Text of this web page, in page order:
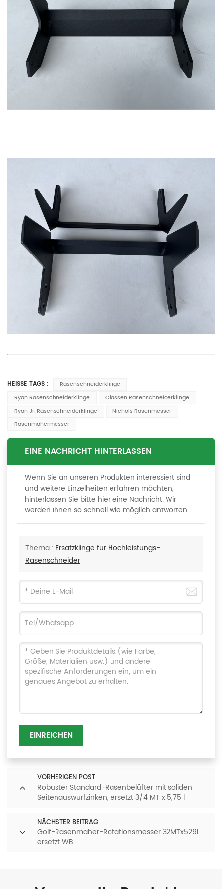
HEISSE TAGS :
Rasenschneiderklinge
Ryan Rasenschneiderklinge
Classen Rasenschneiderklinge
Ryan Jr. Rasenschneiderklinge
Nichols Rasenmesser
Rasenmähermesser
EINE NACHRICHT HINTERLASSEN
Wenn Sie an unseren Produkten interessiert sind
und weitere Einzelheiten erfahren möchten,
hinterlassen Sie bitte hier eine Nachricht. Wir
werden Ihnen so schnell wie möglich antworten.
Thema : Ersatzklinge für Hochleistungs-
Rasenschneider
EINREICHEN
VORHERIGEN POST
Robuster Standard-Rasenbelüfter mit soliden
Seitenauswurfzinken, ersetzt 3/4 MT x 5,75 l
NÄCHSTER BEITRAG
Golf-Rasenmäher-Rotationsmesser 32MTx529L
ersetzt WB